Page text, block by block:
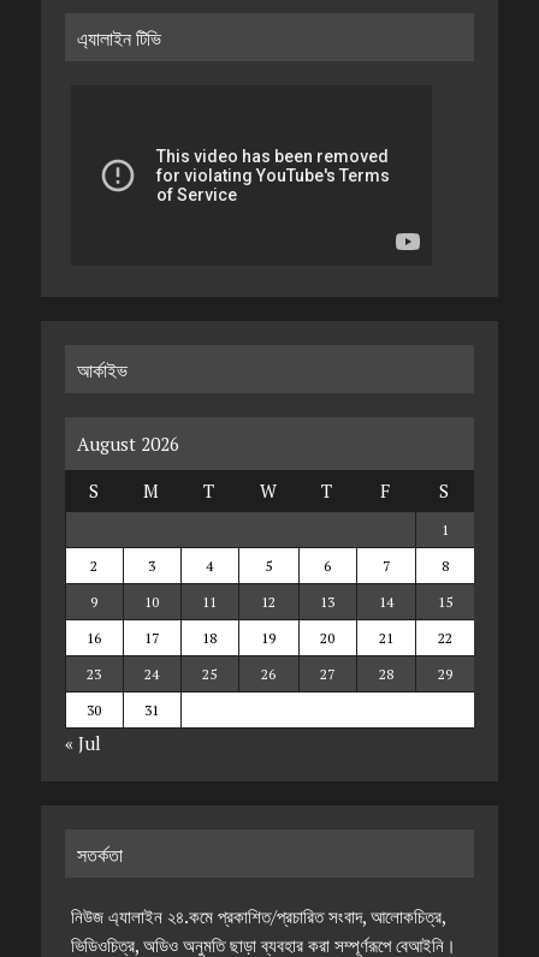
এ্যালাইন টিভি
আর্কাইভ
August 2026
S
M T W T F S
1
2
3 4 5 6 7
8
9
10 11 12 13 14
15
16
17 18 19 20 21
22
23
24 25 26 27 28
29
30
31
« Jul
সতর্কতা
নিউজ এ্যালাইন ২৪.কমে প্রকাশিত/প্রচারিত সংবাদ, আলোকচিত্র,
ভিডিওচিত্র, অডিও অনুমতি ছাড়া ব্যবহার করা সম্পূর্ণরূপে বেআইনি।